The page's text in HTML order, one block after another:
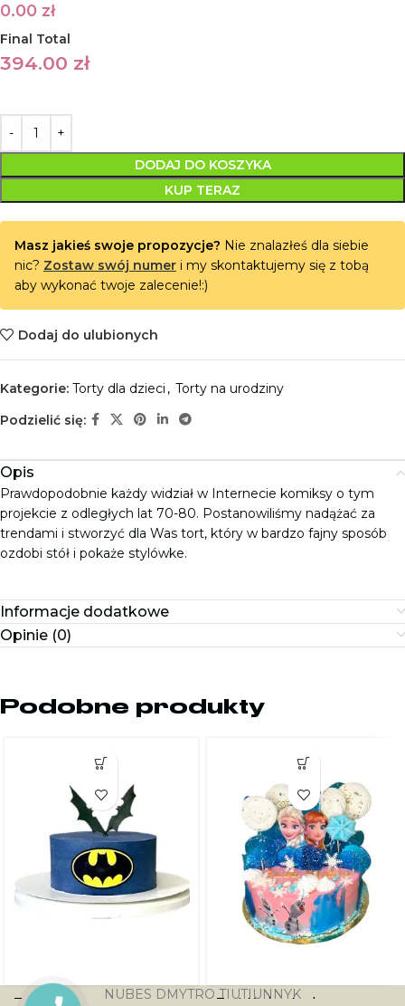
0.00 zł
Final Total
394.00 zł
DODAJ DO KOSZYKA
KUP TERAZ
Masz jakieś swoje propozycje? Nie znalazłeś dla siebie
nic? Zostaw swój numer i my skontaktujemy się z tobą
aby wykonać twoje zalecenie!:)
Dodaj do ulubionych
Kategorie: Torty dla dzieci , Torty na urodziny
Podzielić się:
Opis
Prawdopodobnie każdy widział w Internecie komiksy o tym
projekcie z odległych lat 70-80. Postanowiliśmy nadążać za
trendami i stworzyć dla Was tort, który w bardzo fajny sposób
ozdobi stół i pokaże stylówke.
Informacje dodatkowe
Opinie (0)
Podobne produkty
Tort Batman Tort Kraina Lodu
NUBES DMYTRO TIUTIUNNYK